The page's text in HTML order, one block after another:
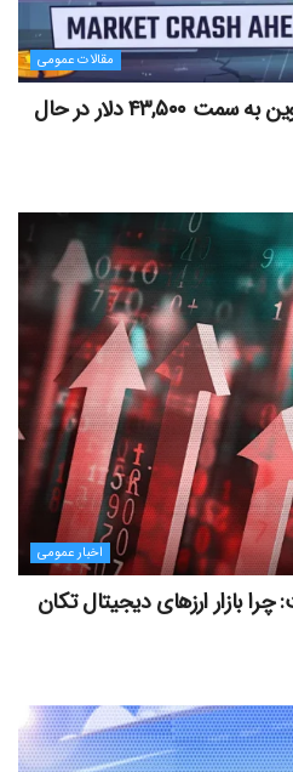
مقالات عمومی
مایکل ترپین: متاسفم، بیت‌کوین به سمت ۴۳,۵۰۰ دلار در حال
اخبار عمومی
بازار ارزهای دیجیتال تکان